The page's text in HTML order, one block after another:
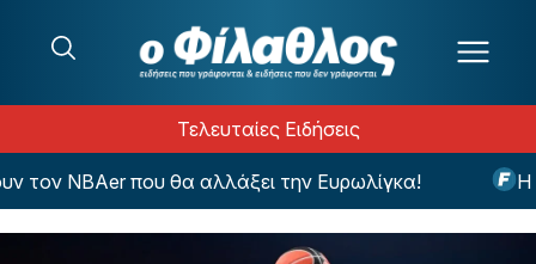
Τελευταίες Ειδήσεις
NBAer που θα αλλάξει την Ευρωλίγκα! Η